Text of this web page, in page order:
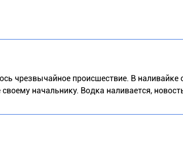
чрезвычайное происшествие. В наливайке
начальнику. Водка наливается,